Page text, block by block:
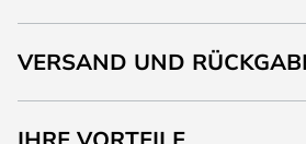
VERSAND UND